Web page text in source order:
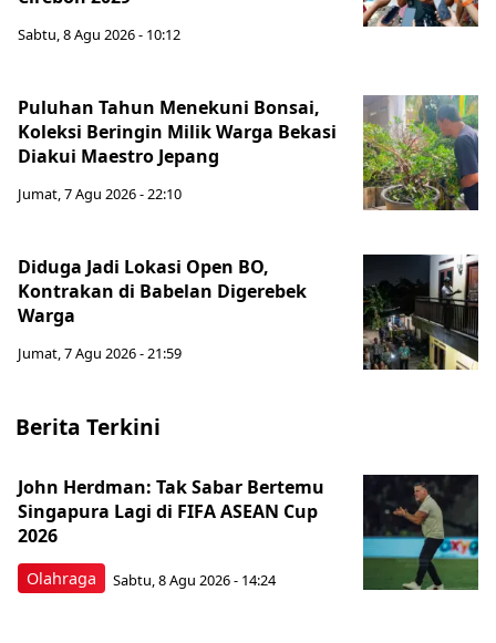
Sabtu, 8 Agu 2026 - 10:12
Puluhan Tahun Menekuni Bonsai,
Koleksi Beringin Milik Warga Bekasi
Diakui Maestro Jepang
Jumat, 7 Agu 2026 - 22:10
Diduga Jadi Lokasi Open BO,
Kontrakan di Babelan Digerebek
Warga
Jumat, 7 Agu 2026 - 21:59
Berita Terkini
Olahraga
John Herdman: Tak Sabar Bertemu
Singapura Lagi di FIFA ASEAN Cup
2026
Sabtu, 8 Agu 2026 - 14:24